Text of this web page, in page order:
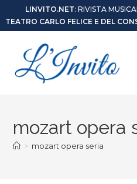
LINVITO.NET: RIVISTA
TEATRO CARLO FELICE E DEL
mozart opera
> mozart opera seria